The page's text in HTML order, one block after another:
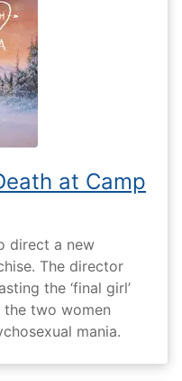
at Camp
direct a new
The director
the ‘final girl’
two women
mania.